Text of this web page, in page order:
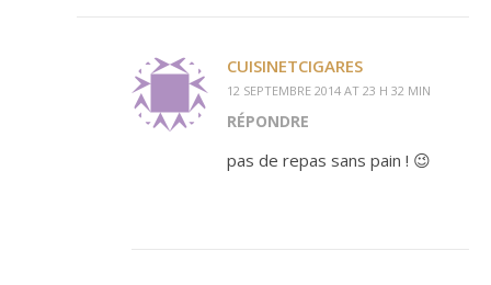
CUISINETCIGARES
12 SEPTEMBRE 2014 AT 23 H 32 MIN
RÉPONDRE
pas de repas sans pain ! 😉